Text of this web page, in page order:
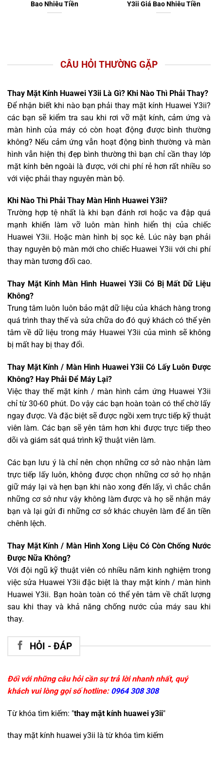
Bao Nhiêu Tiền Y3ii Giá Bao Nhiêu Tiền
CÂU HỎI THƯỜNG GẶP
Thay Mặt Kính Huawei Y3ii Là Gì? Khi Nào Thì Phải Thay?
Để nhận biết khi nào bạn phải thay mặt kính Huawei Y3ii?
các bạn sẽ kiểm tra sau khi rơi vỡ mặt kính, cảm ứng và
màn hình của máy có còn hoạt động được bình thường
không? Nếu cảm ứng vẫn hoạt động bình thường và màn
hình vẫn hiện thị đẹp bình thường thì bạn chỉ cần thay lớp
mặt kính bên ngoài là được, với chi phí rẻ hơn rất nhiều so
với việc phải thay nguyên màn bộ.
Khi Nào Thì Phải Thay Màn Hình Huawei Y3ii?
Trường hợp tệ nhất là khi bạn đánh rơi hoặc va đập quá
mạnh khiến làm vỡ luôn màn hình hiển thị của chiếc
Huawei Y3ii. Hoặc màn hình bị sọc kẻ. Lúc này bạn phải
thay nguyên bộ màn mới cho chiếc Huawei Y3ii với chi phí
thay màn tương đối cao.
Thay Mặt Kính Màn Hình Huawei Y3ii Có Bị Mất Dữ Liệu
Không?
Trung tâm luôn luôn bảo mật dữ liệu của khách hàng trong
quá trình thay thế và sửa chữa do đó quý khách có thể yên
tâm về dữ liệu trong máy Huawei Y3ii của mình sẽ không
bị mất hay bị thay đổi.
Thay Mặt Kính / Màn Hình Huawei Y3ii Có Lấy Luôn Được
Không? Hay Phải Để Máy Lại?
Việc thay thế mặt kính / màn hình cảm ứng Huawei Y3ii
chỉ từ 30-60 phút. Do vậy các bạn hoàn toàn có thể chờ lấy
ngay được. Và đặc biệt sẽ được ngồi xem trực tiếp kỹ thuật
viên làm. Các bạn sẽ yên tâm hơn khi được trực tiếp theo
dõi và giám sát quá trình kỹ thuật viên làm.
Các bạn lưu ý là chỉ nên chọn những cơ sở nào nhận làm
trực tiếp lấy luôn, không được chọn những cơ sở họ nhận
giữ máy lại và hẹn bạn khi nào xong đến lấy, vì chắc chắn
những cơ sở như vậy không làm được và họ sẽ nhận máy
bạn và lại gửi đi những cơ sở khác chuyên làm để ăn tiền
chênh lệch.
Thay Mặt Kính / Màn Hình Xong Liệu Có Còn Chống Nước
Được Nữa Không?
Với đội ngũ kỹ thuật viên có nhiều năm kinh nghiệm trong
việc sửa Huawei Y3ii đặc biệt là thay mặt kính / màn hình
Huawei Y3ii. Bạn hoàn toàn có thể yên tâm về chất lượng
sau khi thay và khả năng chống nước của máy sau khi
thay.
HỎI - ĐÁP
Đối với những câu hỏi cần sự trả lời nhanh nhất, quý
khách vui lòng gọi số hotline: 0964 308 308
Từ khóa tìm kiếm: "thay mặt kính huawei y3ii"
thay mặt kính huawei y3ii là từ khóa tìm kiếm